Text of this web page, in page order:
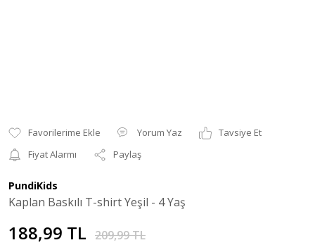
Yorum Yaz
Tavsiye Et
Fiyat Alarmı
Paylaş
PundiKids
Kaplan Baskılı T-shirt Yeşil - 4 Yaş
188,99 TL 209,99 TL